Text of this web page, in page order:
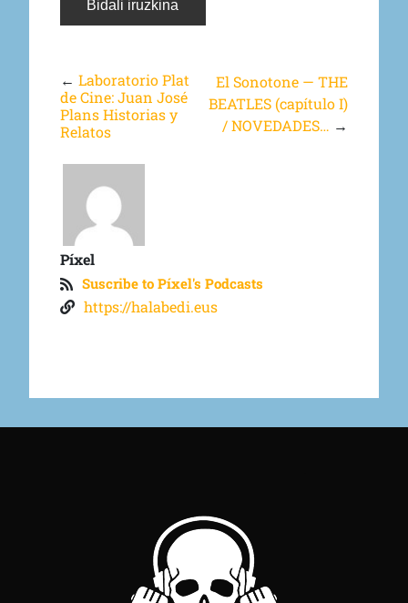
← Laboratorio Plat
de Cine: Juan José
Plans Historias y
Relatos
El Sonotone — THE
BEATLES (capítulo I)
/ NOVEDADES… →
Píxel
Suscribe to Píxel's Podcasts
https://halabedi.eus